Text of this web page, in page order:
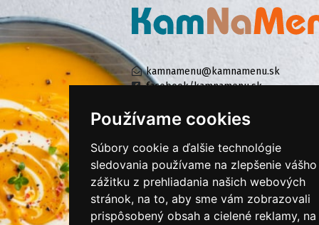
Používame cookies
Súbory cookie a ďalšie technológie
sledovania používame na zlepšenie vášho
zážitku z prehliadania našich webových
stránok, na to, aby sme vám zobrazovali
prispôsobený obsah a cielené reklamy, na
kamnamenu@kamnamenu.sk
facebook/kamnamenu.sk
KONTAKTUJTE NÁS
PRIHLÁSIŤ SA DO ZÁKAZNÍCKEJ ZÓNY